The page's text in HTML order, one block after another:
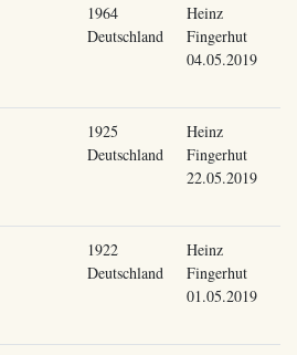
1964
Deutschland
Heinz
Fingerhut
04.05.2019
1925
Deutschland
Heinz
Fingerhut
22.05.2019
1922
Deutschland
Heinz
Fingerhut
01.05.2019